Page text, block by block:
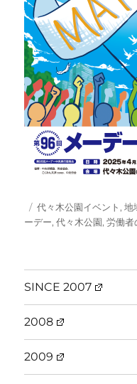
投
稿
カ
テ
代々木公園イベント ,地
ーデー,代々木公園,労働者
SINCE 2007
2008
2009